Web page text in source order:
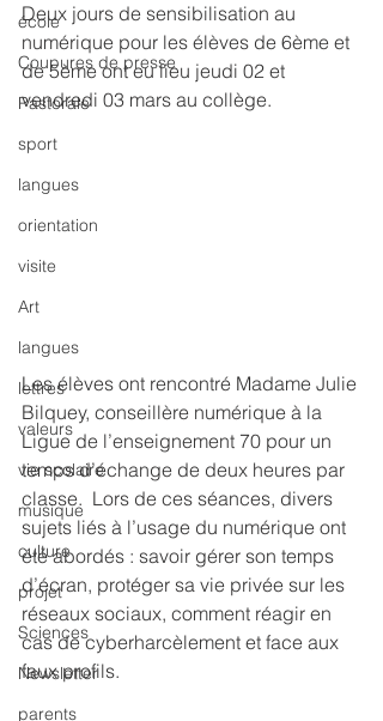
école
Coupures de presse
Pastorale
sport
langues
orientation
visite
Art
langues
lettres
valeurs
vie scolaire
musique
culture
projet
Sciences
Newsletter
parents
Deux jours de sensibilisation au
numérique pour les élèves de 6ème et
de 5ème ont eu lieu jeudi 02 et
vendredi 03 mars au collège.
Les élèves ont rencontré Madame Julie
Bilquey, conseillère numérique à la
Ligue de l’enseignement 70 pour un
temps d’échange de deux heures par
classe.  Lors de ces séances, divers
sujets liés à l’usage du numérique ont
été abordés : savoir gérer son temps
d’écran, protéger sa vie privée sur les
réseaux sociaux, comment réagir en
cas de cyberharcèlement et face aux
faux profils.